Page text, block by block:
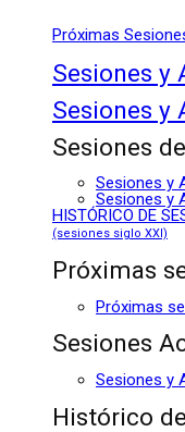
Próximas
Sesiones y
Sesiones y
Sesiones
Sesiones y
Sesiones y
HISTÓRICO DE
(sesiones siglo XXI)
Próximas
Próximas
Sesiones
Sesiones y
Histórico